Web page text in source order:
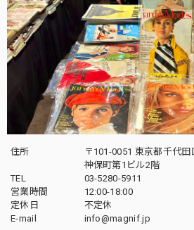
住所
〒101-0051 東京都千代
神保町第1ビル2階
TEL
03-5280-5911
営業時間
12:00-18:00
定休日
不定休
E-mail
info@magnif.jp